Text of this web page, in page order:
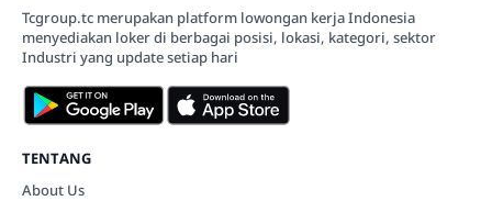
Tcgroup.tc merupakan platform lowongan kerja Indonesia
menyediakan loker di berbagai posisi, lokasi, kategori, sektor
Industri yang update setiap hari
TENTANG
About Us